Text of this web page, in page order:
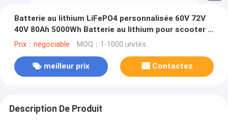
Batterie au lithium LiFePO4 personnalisée 60V 72V
40V 80Ah 5000Wh Batterie au lithium pour scooter /
moto électrique / motocycle / motocyclette,
Prix：négociable MOQ：1-1000 unités
meilleur prix Contactez
Description De Produit